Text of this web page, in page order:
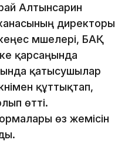
Алтынсарин
директоры
мүшелері, БАҚ
қарсаңында
қатысушылар
құттықтап,
өтті.
өз жемісін